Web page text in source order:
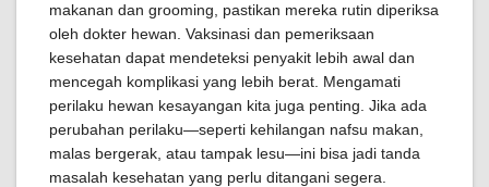
makanan dan grooming, pastikan mereka rutin diperiksa
oleh dokter hewan. Vaksinasi dan pemeriksaan
kesehatan dapat mendeteksi penyakit lebih awal dan
mencegah komplikasi yang lebih berat. Mengamati
perilaku hewan kesayangan kita juga penting. Jika ada
perubahan perilaku—seperti kehilangan nafsu makan,
malas bergerak, atau tampak lesu—ini bisa jadi tanda
masalah kesehatan yang perlu ditangani segera.